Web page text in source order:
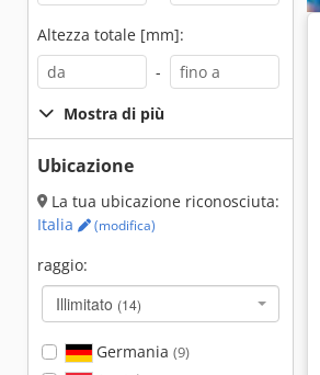
Altezza totale [mm]:
-
Mostra di più
Ubicazione
La tua ubicazione riconosciuta:
Italia
(modifica)
raggio:
Illimitato (14)
Germania (9)